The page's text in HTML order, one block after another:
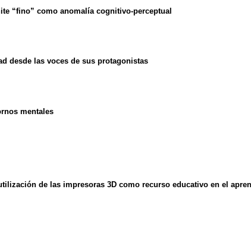
“fino” como anomalía cognitivo-perceptual
desde las voces de sus protagonistas
mentales
de las impresoras 3D como recurso educativo en el